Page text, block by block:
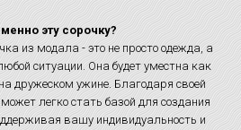
эту сорочку?
из модала - это не просто одежда, а
ситуации. Она будет уместна как
дружеском ужине. Благодаря своей
легко стать базой для создания
вашу индивидуальность и